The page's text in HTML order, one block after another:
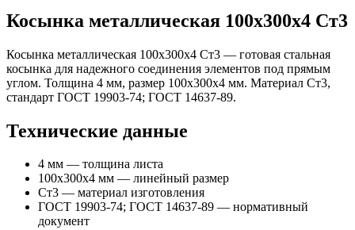
Косынка металлическая 100х300х4 Ст3
Косынка металлическая 100х300х4 Ст3 — готовая стальная
косынка для надежного соединения элементов под прямым
углом. Толщина 4 мм, размер 100х300х4 мм. Материал Ст3,
стандарт ГОСТ 19903-74; ГОСТ 14637-89.
Технические данные
4 мм — толщина листа
100х300х4 мм — линейный размер
Ст3 — материал изготовления
ГОСТ 19903-74; ГОСТ 14637-89 — нормативный
документ